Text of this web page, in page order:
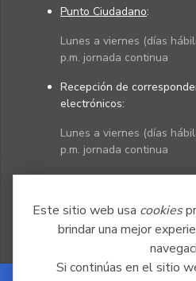
Este sitio web usa cookies
brindar una mejor
Si continúas en el sitio
Punto Ciudadano:
Lunes a viernes (días
p.m. jornada continua
Recepción de
electrónicos:
Lunes a viernes (días
p.m. jornada continua